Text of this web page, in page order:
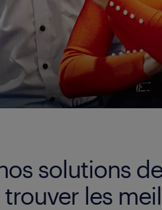
solutions
trouver les